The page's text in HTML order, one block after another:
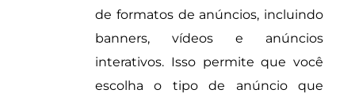
de formatos de anúncios, incluindo
banners, vídeos e anúncios
interativos. Isso permite que você
escolha o tipo de anúncio que